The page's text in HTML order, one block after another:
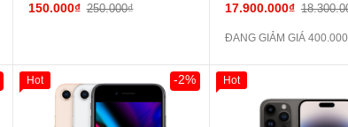
150.000₫ 250.000₫
17.900.000₫
ĐANG GIẢM GIÁ
Giảm 100.000đ
Khách
Hàng Thân Thiết
-2%
Hot Hot